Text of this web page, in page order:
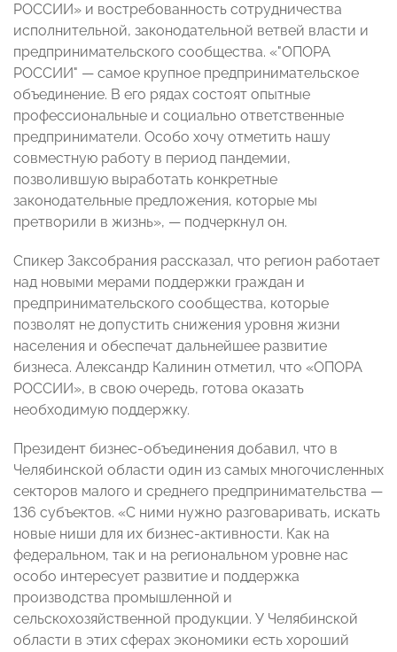
РОССИИ» и востребованность сотрудничества
исполнительной, законодательной ветвей власти и
предпринимательского сообщества. «"ОПОРА
РОССИИ" — самое крупное предпринимательское
объединение. В его рядах состоят опытные
профессиональные и социально ответственные
предприниматели. Особо хочу отметить нашу
совместную работу в период пандемии,
позволившую выработать конкретные
законодательные предложения, которые мы
претворили в жизнь», — подчеркнул он.
Спикер Заксобрания рассказал, что регион работает
над новыми мерами поддержки граждан и
предпринимательского сообщества, которые
позволят не допустить снижения уровня жизни
населения и обеспечат дальнейшее развитие
бизнеса. Александр Калинин отметил, что «ОПОРА
РОССИИ», в свою очередь, готова оказать
необходимую поддержку.
Президент бизнес-объединения добавил, что в
Челябинской области один из самых многочисленных
секторов малого и среднего предпринимательства —
136 субъектов. «С ними нужно разговаривать, искать
новые ниши для их бизнес-активности. Как на
федеральном, так и на региональном уровне нас
особо интересует развитие и поддержка
производства промышленной и
сельскохозяйственной продукции. У Челябинской
области в этих сферах экономики есть хороший